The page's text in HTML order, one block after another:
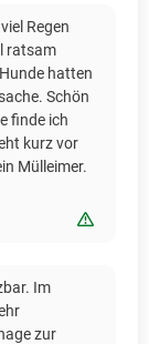
Regen
ratsam
hatten
Schön
finde ich
kurz vor
Mülleimer.
Im
zur